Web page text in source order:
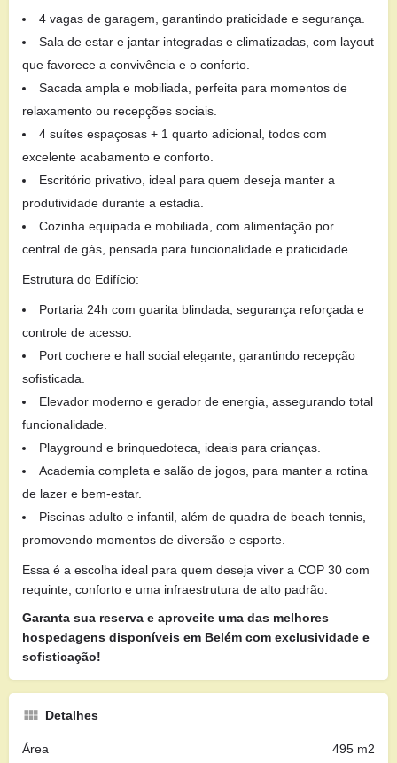
4 vagas de garagem, garantindo praticidade e segurança.
Sala de estar e jantar integradas e climatizadas, com layout
que favorece a convivência e o conforto.
Sacada ampla e mobiliada, perfeita para momentos de
relaxamento ou recepções sociais.
4 suítes espaçosas + 1 quarto adicional, todos com
excelente acabamento e conforto.
Escritório privativo, ideal para quem deseja manter a
produtividade durante a estadia.
Cozinha equipada e mobiliada, com alimentação por
central de gás, pensada para funcionalidade e praticidade.
Estrutura do Edifício:
Portaria 24h com guarita blindada, segurança reforçada e
controle de acesso.
Port cochere e hall social elegante, garantindo recepção
sofisticada.
Elevador moderno e gerador de energia, assegurando total
funcionalidade.
Playground e brinquedoteca, ideais para crianças.
Academia completa e salão de jogos, para manter a rotina
de lazer e bem-estar.
Piscinas adulto e infantil, além de quadra de beach tennis,
promovendo momentos de diversão e esporte.
Essa é a escolha ideal para quem deseja viver a COP 30 com
requinte, conforto e uma infraestrutura de alto padrão.
Garanta sua reserva e aproveite uma das melhores
hospedagens disponíveis em Belém com exclusividade e
sofisticação!
Detalhes
Área 495 m2